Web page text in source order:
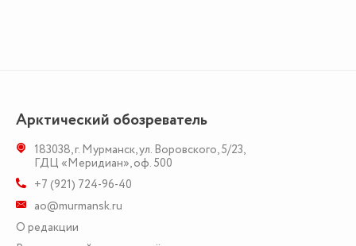
Арктический обозреватель
183038,г. Мурманск,ул. Воровского, 5/23,
ГДЦ «Меридиан», оф. 500
+7 (921) 724-96-40
ao@murmansk.ru
О редакции